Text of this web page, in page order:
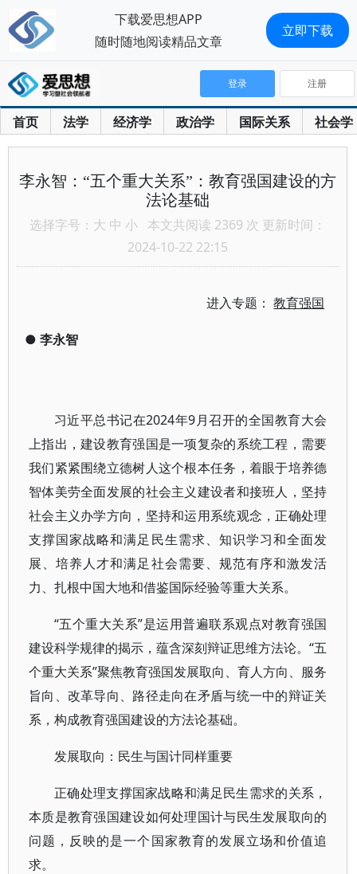
首页 法学 经济学 政治学 国际关系 社会学
登录 注册
李永智：“五个重大关系”：教育强国建设的方
法论基础
选择字号： 大 中 小 本文共阅读 2369 次 更新时间：
2024-10-22 22:15
进入专题：教育强国
● 李永智
习近平总书记在2024年9月召开的全国教育大会
上指出，建设教育强国是一项复杂的系统工程，需要
我们紧紧围绕立德树人这个根本任务，着眼于培养德
智体美劳全面发展的社会主义建设者和接班人，坚持
社会主义办学方向，坚持和运用系统观念，正确处理
支撑国家战略和满足民生需求、知识学习和全面发
展、培养人才和满足社会需要、规范有序和激发活
力、扎根中国大地和借鉴国际经验等重大关系。
“五个重大关系”是运用普遍联系观点对教育强国
建设科学规律的揭示，蕴含深刻辩证思维方法论。“五
个重大关系”聚焦教育强国发展取向、育人方向、服务
旨向、改革导向、路径走向在矛盾与统一中的辩证关
系，构成教育强国建设的方法论基础。
发展取向：民生与国计同样重要
正确处理支撑国家战略和满足民生需求的关系，
本质是教育强国建设如何处理国计与民生发展取向的
问题，反映的是一个国家教育的发展立场和价值追
求。
下载爱思想APP
随时随地阅读精品文章
立即下载